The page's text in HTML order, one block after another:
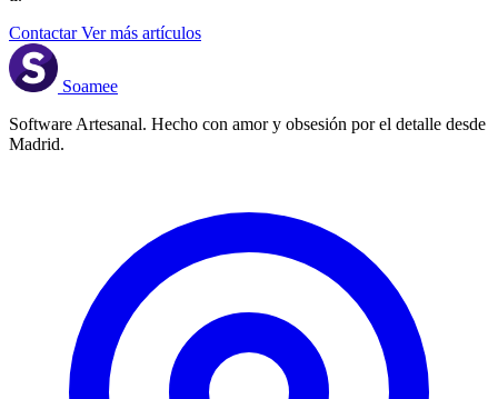
ContactarVer más artículos
Soamee
Software Artesanal. Hecho con amor y obsesión por el detalle desde
Madrid.